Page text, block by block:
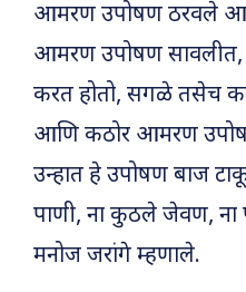
आमरण उपोषण ठरवले
आमरण उपोषण
करत होतो, सगळे तसेच
आणि कठोर आमरण
उन्हात हे उपोषण बाज
पाणी, ना कुठले जेवण, ना
मनोज जरांगे म्हणाले.